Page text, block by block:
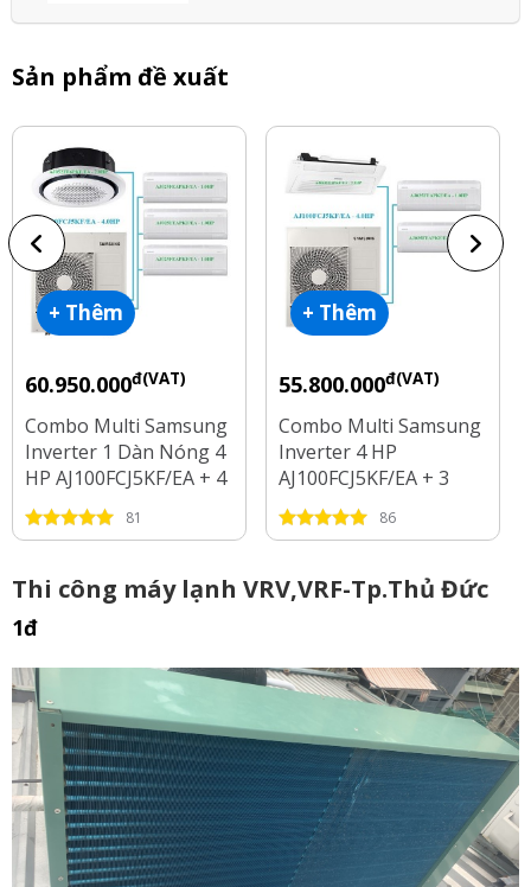
Sản phẩm đề xuất
+ Thêm
60.950.000đ(VAT)
Combo Multi Samsung
Inverter 1 Dàn Nóng 4
HP AJ100FCJ5KF/EA + 4
Dàn Lạnh 1 HP - 2 HP
81
+ Thêm
55.800.000đ(VAT)
Combo Multi Samsung
Inverter 4 HP
AJ100FCJ5KF/EA + 3
Dàn Lạnh 1 HP - 1.5 HP
- 2.5 HP
86
Thi công máy lạnh VRV,VRF-Tp.Thủ Đức
1đ